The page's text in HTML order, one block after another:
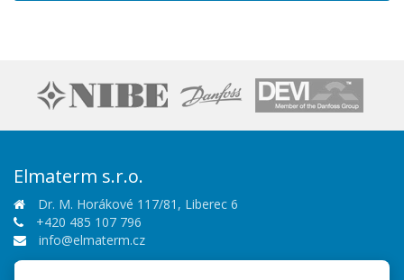
Elmaterm s.r.o.
Dr. M. Horákové 117/81, Liberec 6
+420 485 107 796
info@elmaterm.cz
Sledujte nás